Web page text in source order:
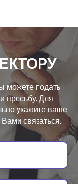
можете подать
просьбу. Для
укажите ваше
связаться.